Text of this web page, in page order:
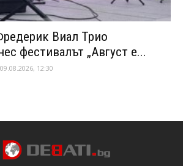
Виал Трио
фестивалът „Август е...
09.08.2026, 12:30